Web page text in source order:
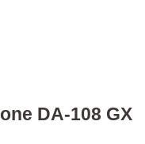
DA-108 GX